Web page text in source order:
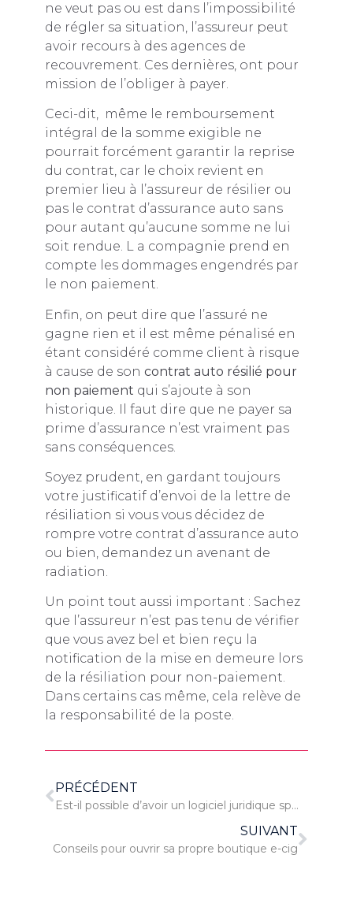
ne veut pas ou est dans l’impossibilité
de régler sa situation, l’assureur peut
avoir recours à des agences de
recouvrement. Ces dernières, ont pour
mission de l’obliger à payer.
Ceci-dit, même le remboursement
intégral de la somme exigible ne
pourrait forcément garantir la reprise
du contrat, car le choix revient en
premier lieu à l’assureur de résilier ou
pas le contrat d’assurance auto sans
pour autant qu’aucune somme ne lui
soit rendue. L a compagnie prend en
compte les dommages engendrés par
le non paiement.
Enfin, on peut dire que l’assuré ne
gagne rien et il est même pénalisé en
étant considéré comme client à risque
à cause de son contrat auto résilié pour
non paiement qui s’ajoute à son
historique. Il faut dire que ne payer sa
prime d’assurance n’est vraiment pas
sans conséquences.
Soyez prudent, en gardant toujours
votre justificatif d’envoi de la lettre de
résiliation si vous vous décidez de
rompre votre contrat d’assurance auto
ou bien, demandez un avenant de
radiation.
Un point tout aussi important : Sachez
que l’assureur n’est pas tenu de vérifier
que vous avez bel et bien reçu la
notification de la mise en demeure lors
de la résiliation pour non-paiement.
Dans certains cas même, cela relève de
la responsabilité de la poste.
PRÉCÉDENT
Est-il possible d’avoir un logiciel juridique spécifique à une société ?
SUIVANT
Conseils pour ouvrir sa propre boutique e-cig